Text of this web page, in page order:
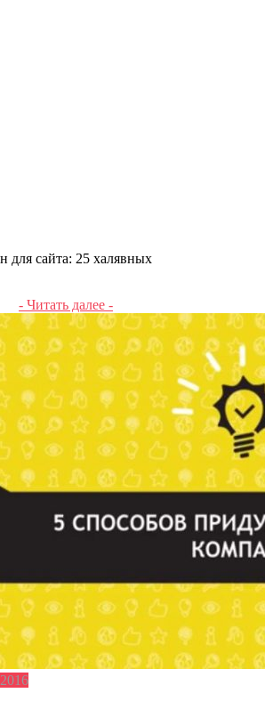
для сайта: 25 халявных
- Читать далее -